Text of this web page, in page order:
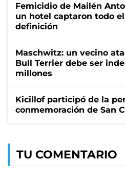
Femicidio de Mailén
un hotel captaron todo
definición
Maschwitz: un vecino
Bull Terrier debe ser
millones
Kicillof participó de la
conmemoración de San
TU COMENTARIO